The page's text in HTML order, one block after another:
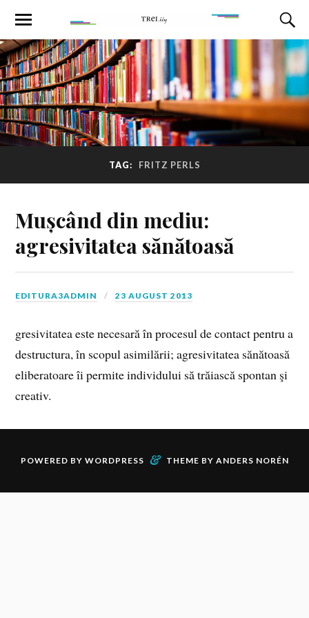
TAG: FRITZ PERLS
Mușcând din mediu:
agresivitatea sănătoasă
EDITURA3ADMIN 23 AUGUST 2013
gresivitatea este necesară în procesul de contact pentru a
destructura, în scopul asimilării; agresivitatea sănătoasă
eliberatoare îi permite individului să trăiască spontan şi
creativ.
POWERED BY WORDPRESS & THEME BY ANDERS NORÉN